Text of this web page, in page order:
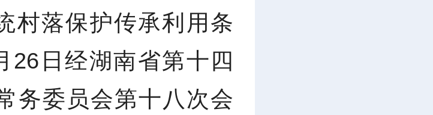
村落保护传承利用条
26日经湖南省第十四
务委员会第十八次会